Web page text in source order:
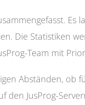
Es
Die Statistiken
Team mit
Abständen, ob
den JusProg-